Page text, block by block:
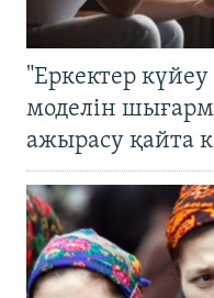
"Еркектер
моделін
ажырасу қайта